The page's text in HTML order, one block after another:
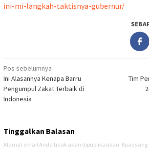
ini-mi-langkah-taktisnya-gubernur/
Navigasi
pos
Pos sebelumnya
Ini Alasannya Kenapa Barru
Pengumpul Zakat Terbaik di
Indonesia
Tim
Tinggalkan Balasan
Alamat email Anda tidak akan dipublikasikan. Ruas